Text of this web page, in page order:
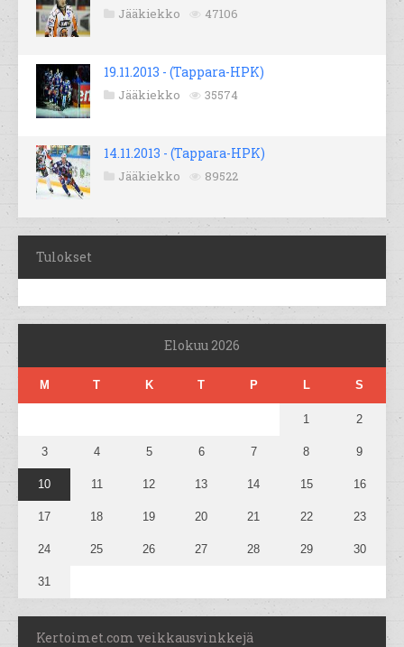
Jääkiekko 47106
19.11.2013 - (Tappara-HPK)
Jääkiekko 35574
14.11.2013 - (Tappara-HPK)
Jääkiekko 89522
Tulokset
Elokuu 2026
M T K T P L S
1 2
3 4 5 6 7 8 9
10 11 12 13 14 15 16
17 18 19 20 21 22 23
24 25 26 27 28 29 30
31
Kertoimet.com veikkausvinkkejä